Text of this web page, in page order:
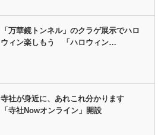
「万華鏡トンネル」のクラゲ展示でハロ
ウィン楽しもう 「ハロウィン…
寺社が身近に、あれこれ分かります
「寺社Nowオンライン」開設